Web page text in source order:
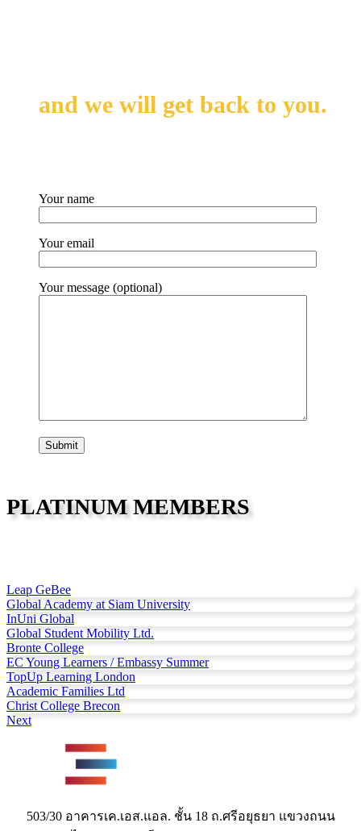
and we will get back to you.
Your name
Your email
Your message (optional)
PLATINUM MEMBERS
Leap GeBee
Global Academy at Siam University
InUni Global
Global Student Mobility Ltd.
Bronte College
EC Young Learners / Embassy Summer
TopUp Learning London
Academic Families Ltd
Christ College Brecon
Next
503/30 อาคารเค.เอส.แอล. ชั้น 18 ถ.ศรีอยุธยา แขวงถนน